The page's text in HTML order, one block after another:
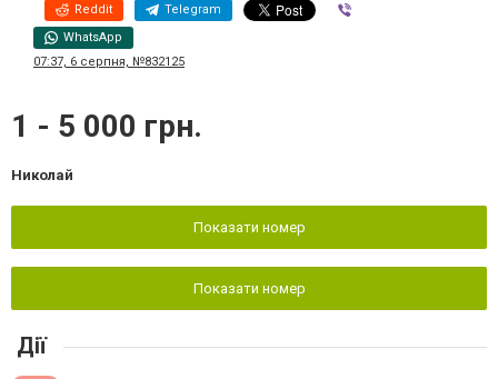
Reddit Telegram
WhatsApp
07:37, 6 серпня, №832125
1 - 5 000 грн.
Николай
Показати номер
Показати номер
Дії